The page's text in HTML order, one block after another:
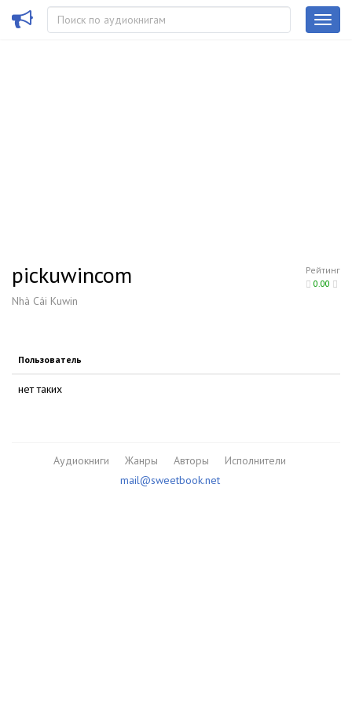
Рейтинг
0.00
pickuwincom
Nhà Cái Kuwin
Пользователь
нет таких
Аудиокниги Жанры Авторы
Исполнители
mail@sweetbook.net